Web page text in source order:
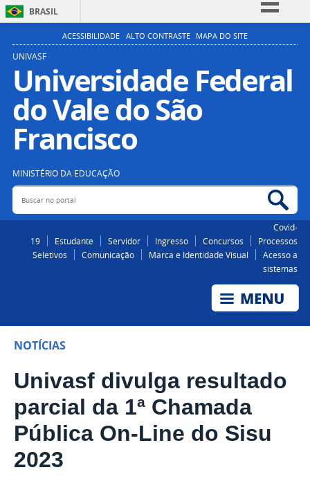
BRASIL
Simplifique!
Participe
Acesso à informação
Legislação
ACESSIBILIDADE ALTO CONTRASTE MAPA DO SITE
UNIVASF
Universidade Federal
do Vale do São
Francisco
MINISTÉRIO DA EDUCAÇÃO
Buscar no portal
Covid-
19
Estudante Servidor Ingresso Concursos
Processos
Seletivos
Comunicação Marca e Identidade Visual
Acesso a
sistemas
NOTÍCIAS
Univasf divulga resultado
parcial da 1ª Chamada
Pública On-Line do Sisu
2023